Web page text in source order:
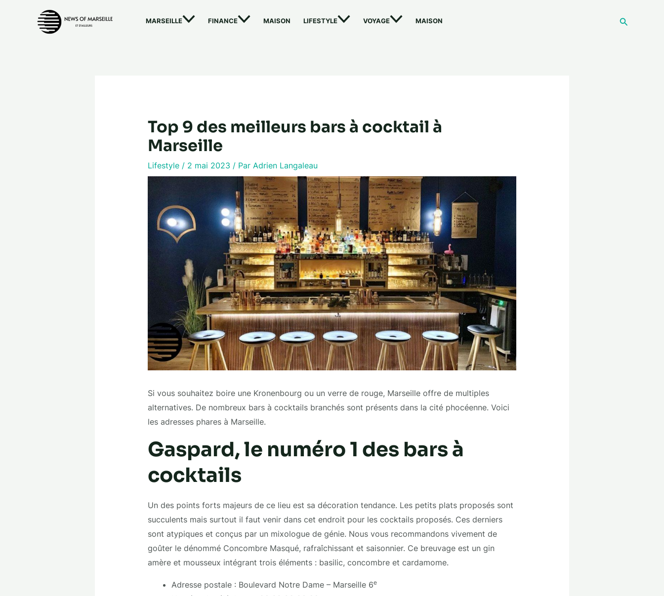
MARSEILLE FINANCE MAISON LIFESTYLE VOYAGE MAISON
Top 9 des meilleurs bars à cocktail à
Marseille
Lifestyle/ 2 mai 2023 / Par Adrien Langaleau
Si vous souhaitez boire une Kronenbourg ou un verre de rouge, Marseille offre de multiples
alternatives. De nombreux bars à cocktails branchés sont présents dans la cité phocéenne. Voici
les adresses phares à Marseille.
Gaspard, le numéro 1 des bars à
cocktails
Un des points forts majeurs de ce lieu est sa décoration tendance. Les petits plats proposés sont
succulents mais surtout il faut venir dans cet endroit pour les cocktails proposés. Ces derniers
sont atypiques et conçus par un mixologue de génie. Nous vous recommandons vivement de
goûter le dénommé Concombre Masqué, rafraîchissant et saisonnier. Ce breuvage est un gin
amère et mousseux intégrant trois éléments : basilic, concombre et cardamome.
Adresse postale : Boulevard Notre Dame – Marseille 6e